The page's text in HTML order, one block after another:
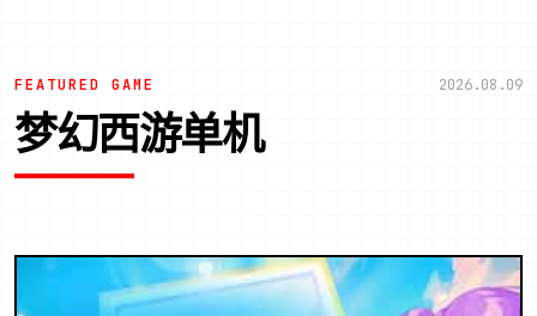
FEATURED GAME 2026.08.09
梦幻西游单机